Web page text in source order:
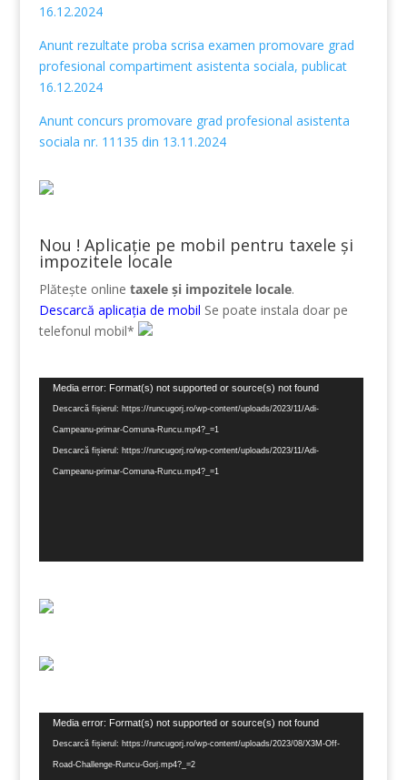
16.12.2024
Anunt rezultate proba scrisa examen promovare grad
profesional compartiment asistenta sociala, publicat
16.12.2024
Anunt concurs promovare grad profesional asistenta
sociala nr. 11135 din 13.11.2024
Nou ! Aplicație pe mobil pentru taxele și
impozitele locale
Plătește online taxele și impozitele locale.
Descarcă aplicația de mobil Se poate instala doar pe
telefonul mobil*
Player
video
Media error: Format(s) not supported or source(s) not found
Descarcă fișierul: https://runcugorj.ro/wp-content/uploads/2023/11/Adi-
Campeanu-primar-Comuna-Runcu.mp4?_=1
Descarcă fișierul: https://runcugorj.ro/wp-content/uploads/2023/11/Adi-
Campeanu-primar-Comuna-Runcu.mp4?_=1
Player
video
Media error: Format(s) not supported or source(s) not found
Descarcă fișierul: https://runcugorj.ro/wp-content/uploads/2023/08/X3M-Off-
Road-Challenge-Runcu-Gorj.mp4?_=2